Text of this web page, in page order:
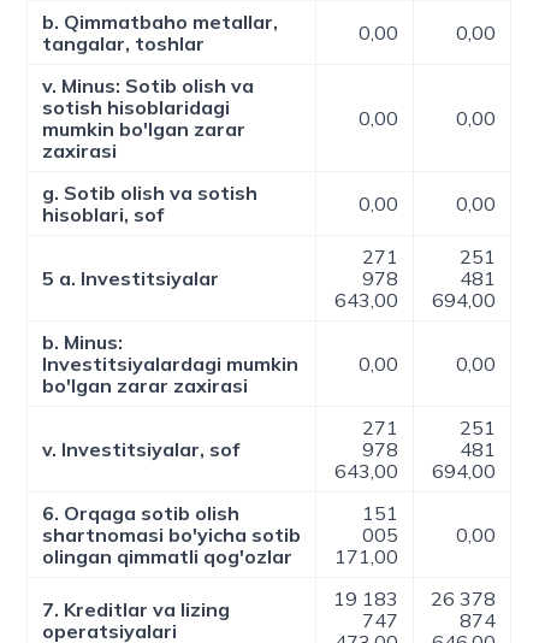
b. Qimmatbaho metallar,
tangalar, toshlar
0,00 0,00
v. Minus: Sotib olish va
sotish hisoblaridagi
mumkin bo'lgan zarar
zaxirasi
0,00 0,00
g. Sotib olish va sotish
hisoblari, sof
0,00 0,00
5 a. Investitsiyalar
271
978
643,00
251
481
694,00
b. Minus:
Investitsiyalardagi mumkin
bo'lgan zarar zaxirasi
0,00 0,00
v. Investitsiyalar, sof
271
978
643,00
251
481
694,00
6. Orqaga sotib olish
shartnomasi bo'yicha sotib
olingan qimmatli qog'ozlar
151
005
171,00
0,00
7. Kreditlar va lizing
operatsiyalari
19 183
747
26 378
874